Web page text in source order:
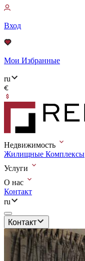
Вход
Мои Избранные
ru
Недвижимость
Жилищные Комплексы
Услуги
О нас
Контакт
ru
Контакт